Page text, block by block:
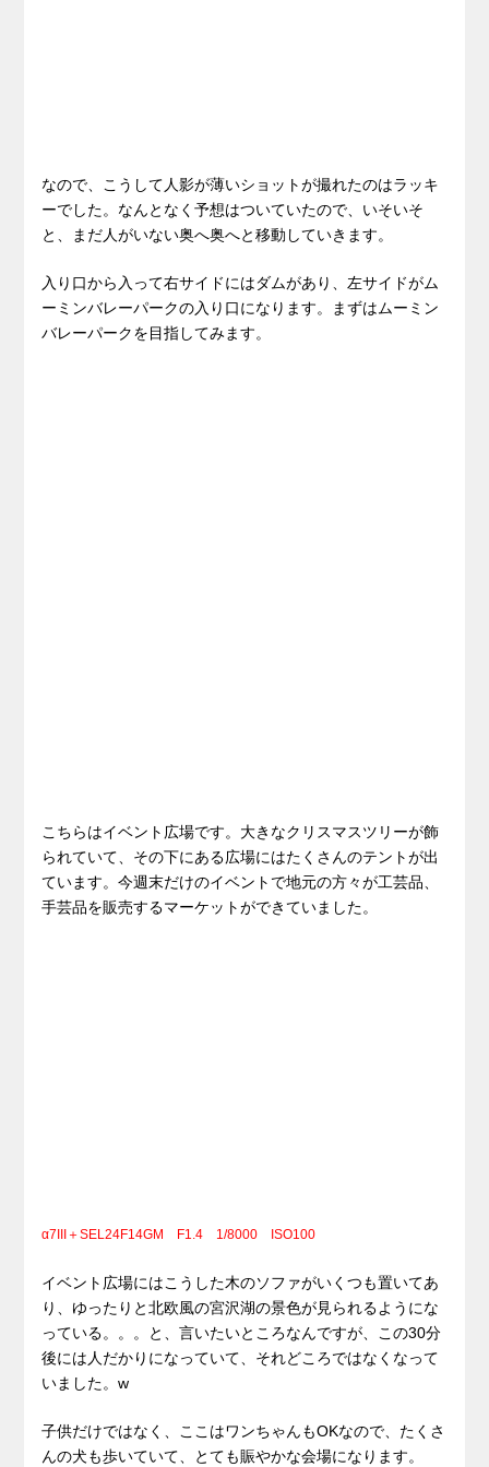
なので、こうして人影が薄いショットが撮れたのはラッキ
ーでした。なんとなく予想はついていたので、いそいそ
と、まだ人がいない奥へ奥へと移動していきます。
入り口から入って右サイドにはダムがあり、左サイドがム
ーミンバレーパークの入り口になります。まずはムーミン
バレーパークを目指してみます。
こちらはイベント広場です。大きなクリスマスツリーが飾
られていて、その下にある広場にはたくさんのテントが出
ています。今週末だけのイベントで地元の方々が工芸品、
手芸品を販売するマーケットができていました。
α7III＋SEL24F14GM F1.4 1/8000 ISO100
イベント広場にはこうした木のソファがいくつも置いてあ
り、ゆったりと北欧風の宮沢湖の景色が見られるようにな
っている。。。と、言いたいところなんですが、この30分
後には人だかりになっていて、それどころではなくなって
いました。w
子供だけではなく、ここはワンちゃんもOKなので、たくさ
んの犬も歩いていて、とても賑やかな会場になります。